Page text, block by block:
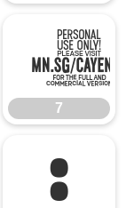
7
: